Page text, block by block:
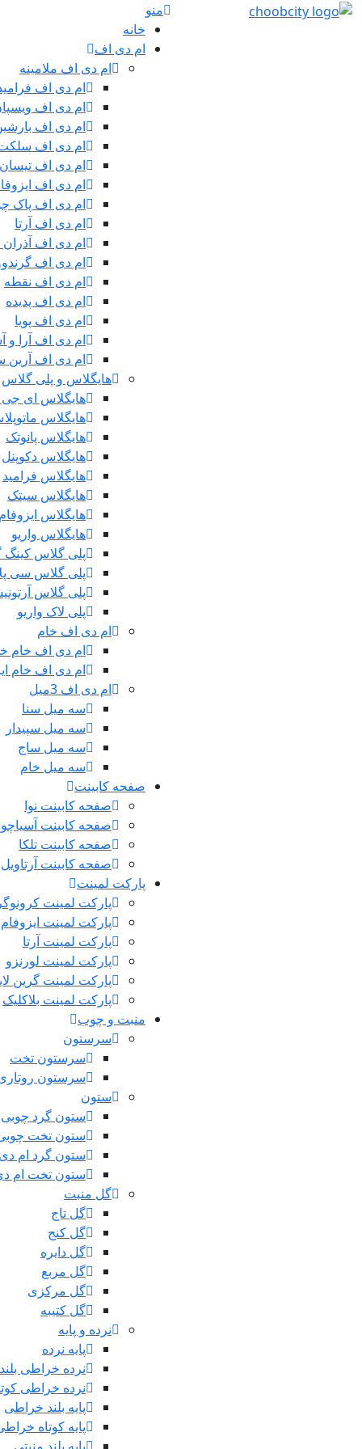
منو
خانه
ام دی اف
ام دی اف ملامینه
ام دی اف
ام دی اف
ام دی اف
ام دی اف
ام دی اف تیسان
ام دی اف
ام دی اف پاک
ام دی اف آرتا
ام دی اف
ام دی اف
ام دی اف نقطه
ام دی اف پدیده
ام دی اف پویا
ام دی اف آرا و
ام دی اف آرین
هایگلاس و پلی گلاس
هایگلاس ای
هایگلاس
هایگلاس پانوتک
هایگلاس دکوپنل
هایگلاس فرامید
هایگلاس سیتک
هایگلاس ایزوفام
هایگلاس واریو
پلی گلاس
پلی گلاس سی
پلی گلاس
پلی لاک واریو
ام دی اف خام
ام دی اف خام
ام دی اف خام
ام دی اف 3میل
سه میل سنا
سه میل سپیدار
سه میل ساج
سه میل خام
صفحه کابینت
صفحه کابینت نوا
صفحه کابینت
صفحه کابینت تلکا
صفحه کابینت آرتاویل
پارکت لمینت
پارکت لمینت
پارکت لمینت ایزوفام
پارکت لمینت آرتا
پارکت لمینت لورنزو
پارکت لمینت گرین
پارکت لمینت بلاکلیک
منبت و چوب
سرستون
سرستون تخت
سرستون
ستون
ستون گرد چوبی
ستون تخت
ستون گرد ام
ستون تخت ام
گل منبت
گل تاج
گل کنج
گل دایره
گل مربع
گل مرکزی
گل کتیبه
نرده و پایه
پایه نرده
نرده خراطی بلند
نرده خراطی
پایه بلند خراطی
پایه کوتاه